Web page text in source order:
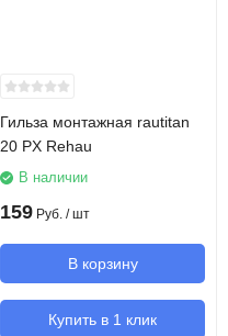
Гильза монтажная rautitan
20 PX Rehau
В наличии
159 Руб. / шт
В корзину
Купить в 1 клик